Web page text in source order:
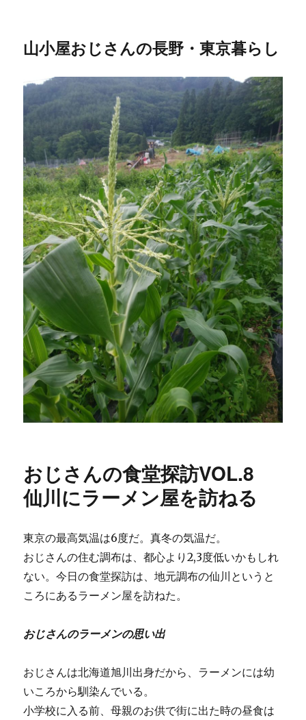
山小屋おじさんの長野・東京暮らし
おじさんの食堂探訪VOL.8
仙川にラーメン屋を訪ねる
東京の最高気温は6度だ。真冬の気温だ。
おじさんの住む調布は、都心より2,3度低いかもしれ
ない。今日の食堂探訪は、地元調布の仙川というと
ころにあるラーメン屋を訪ねた。
おじさんのラーメンの思い出
おじさんは北海道旭川出身だから、ラーメンには幼
いころから馴染んでいる。
小学校に入る前、母親のお供で街に出た時の昼食は